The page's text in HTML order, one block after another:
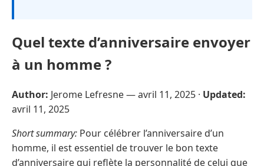
Quel texte d’anniversaire envoyer
à un homme ?
Author: Jerome Lefresne —avril 11, 2025 · Updated:
avril 11, 2025
Short summary: Pour célébrer l’anniversaire d’un
homme, il est essentiel de trouver le bon texte
d’anniversaire qui reflète la personnalité de celui que